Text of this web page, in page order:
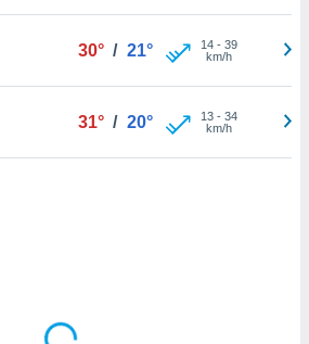
30° / 21° 14- 39
km/h
31° / 20° 13- 34
km/h